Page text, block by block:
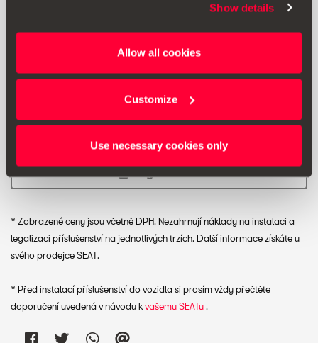
Show details
Allow all cookies
Customize
Use necessary cookies only
Důležité: Součástí produktu není opěrka nohy.
Dodatečné informace: označení pro opěrku nohy je
5FA071750 3Q7 (není kompatibilní s modely: CUPRA Born,
Doporučená prodejní cena:1569.00 Kč *
* Zobrazené ceny jsou včetně DPH. Nezahrnují náklady na instalaci a
legalizaci příslušenství na jednotlivých trzích. Další informace získáte u
svého prodejce SEAT.
* Před instalací příslušenství do vozidla si prosím vždy přečtěte
doporučení uvedená v návodu kvašemu SEATu.